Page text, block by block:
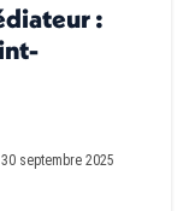
:
30 septembre 2025